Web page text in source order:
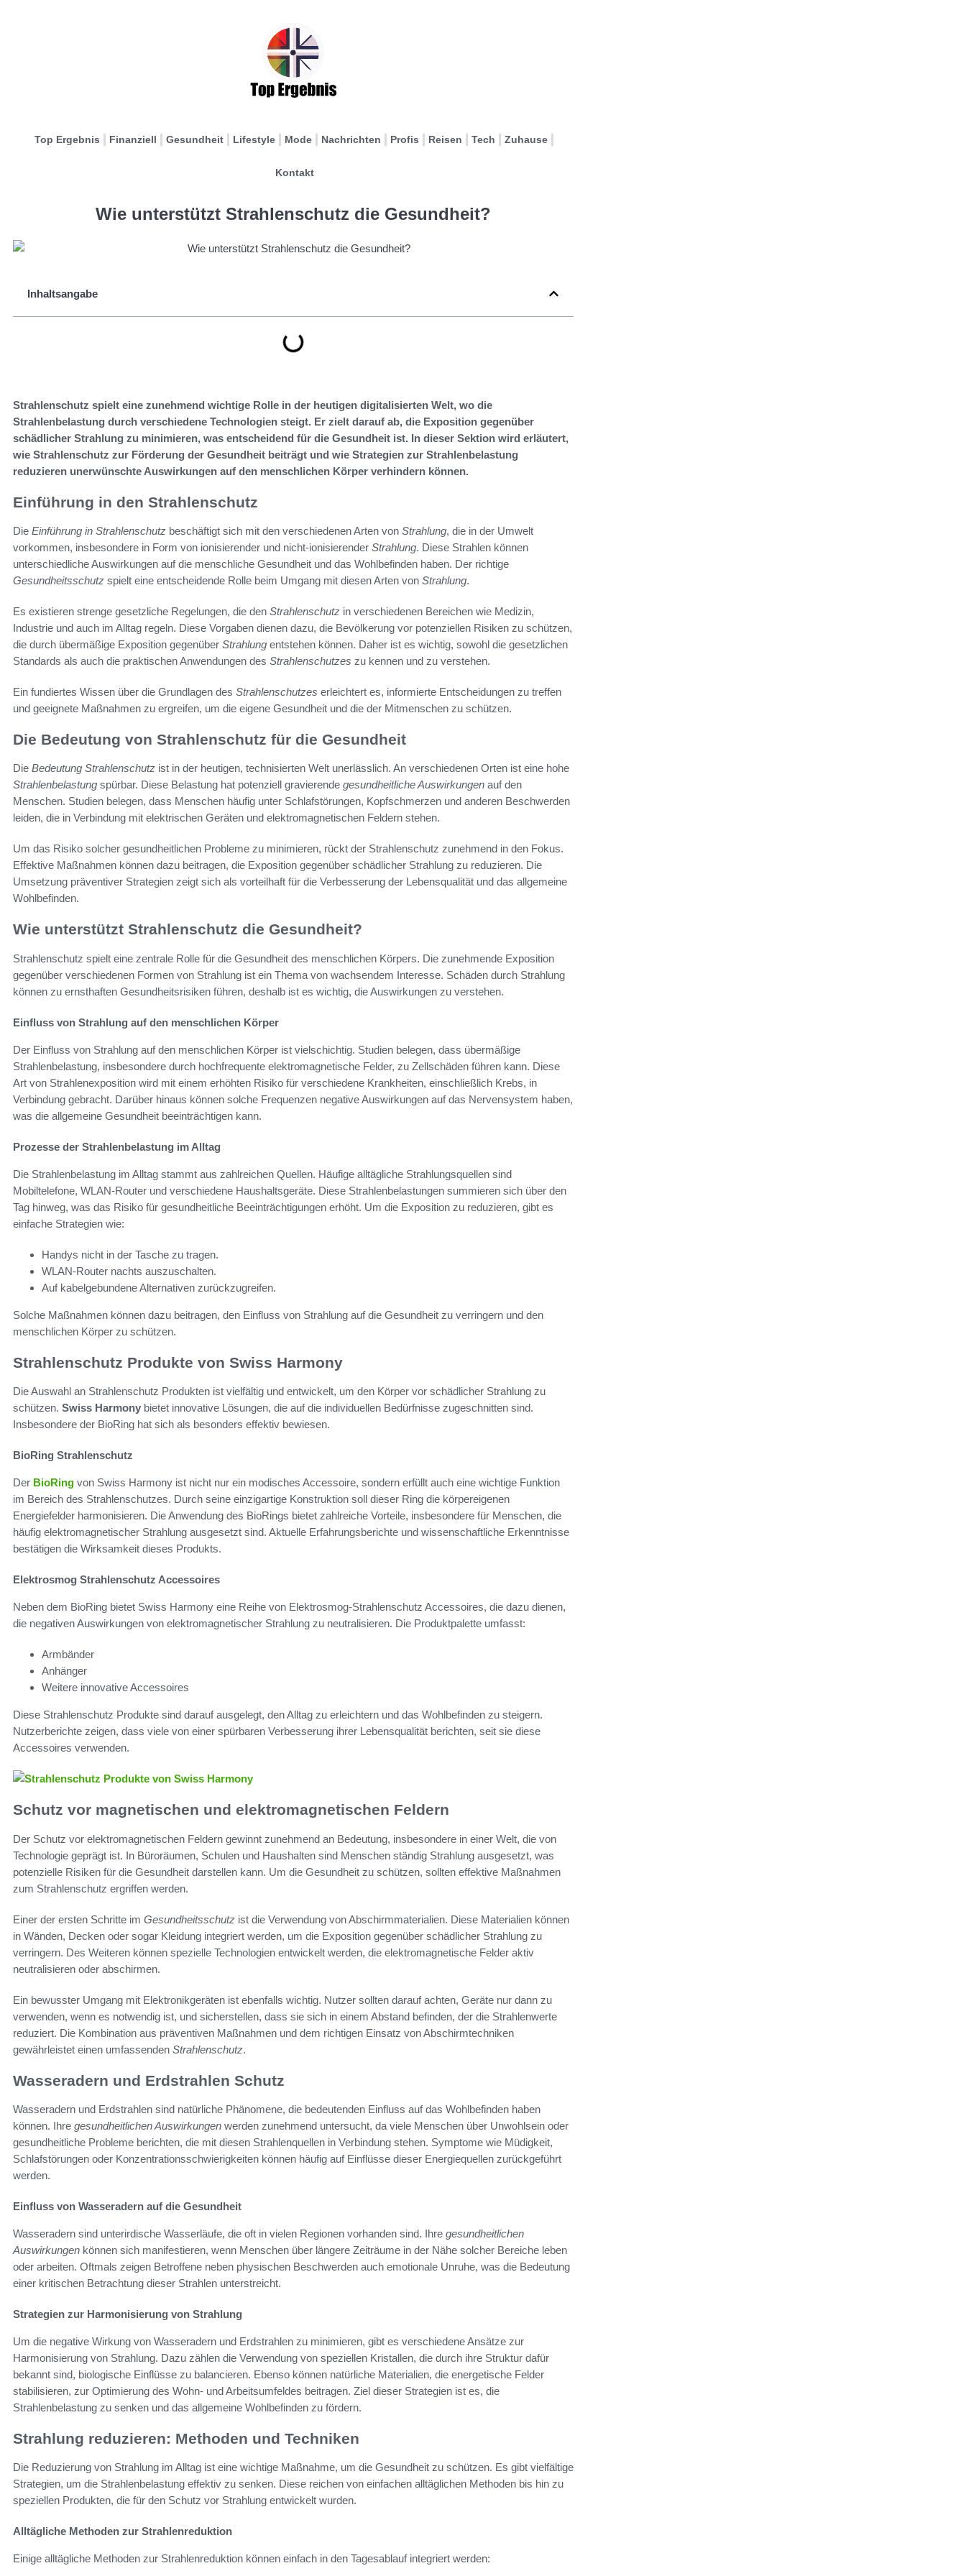
Top Ergebnis Finanziell Gesundheit Lifestyle Mode Nachrichten Profis Reisen Tech Zuhause
Kontakt
Wie unterstützt Strahlenschutz die Gesundheit?
Inhaltsangabe
Strahlenschutz spielt eine zunehmend wichtige Rolle in der heutigen digitalisierten Welt, wo die
Strahlenbelastung durch verschiedene Technologien steigt. Er zielt darauf ab, die Exposition gegenüber
schädlicher Strahlung zu minimieren, was entscheidend für die Gesundheit ist. In dieser Sektion wird erläutert,
wie Strahlenschutz zur Förderung der Gesundheit beiträgt und wie Strategien zur Strahlenbelastung
reduzieren unerwünschte Auswirkungen auf den menschlichen Körper verhindern können.
Einführung in den Strahlenschutz
Die Einführung in Strahlenschutz beschäftigt sich mit den verschiedenen Arten von Strahlung, die in der Umwelt
vorkommen, insbesondere in Form von ionisierender und nicht-ionisierender Strahlung. Diese Strahlen können
unterschiedliche Auswirkungen auf die menschliche Gesundheit und das Wohlbefinden haben. Der richtige
Gesundheitsschutz spielt eine entscheidende Rolle beim Umgang mit diesen Arten von Strahlung.
Es existieren strenge gesetzliche Regelungen, die den Strahlenschutz in verschiedenen Bereichen wie Medizin,
Industrie und auch im Alltag regeln. Diese Vorgaben dienen dazu, die Bevölkerung vor potenziellen Risiken zu schützen,
die durch übermäßige Exposition gegenüber Strahlung entstehen können. Daher ist es wichtig, sowohl die gesetzlichen
Standards als auch die praktischen Anwendungen des Strahlenschutzes zu kennen und zu verstehen.
Ein fundiertes Wissen über die Grundlagen des Strahlenschutzes erleichtert es, informierte Entscheidungen zu treffen
und geeignete Maßnahmen zu ergreifen, um die eigene Gesundheit und die der Mitmenschen zu schützen.
Die Bedeutung von Strahlenschutz für die Gesundheit
Die Bedeutung Strahlenschutz ist in der heutigen, technisierten Welt unerlässlich. An verschiedenen Orten ist eine hohe
Strahlenbelastung spürbar. Diese Belastung hat potenziell gravierende gesundheitliche Auswirkungen auf den
Menschen. Studien belegen, dass Menschen häufig unter Schlafstörungen, Kopfschmerzen und anderen Beschwerden
leiden, die in Verbindung mit elektrischen Geräten und elektromagnetischen Feldern stehen.
Um das Risiko solcher gesundheitlichen Probleme zu minimieren, rückt der Strahlenschutz zunehmend in den Fokus.
Effektive Maßnahmen können dazu beitragen, die Exposition gegenüber schädlicher Strahlung zu reduzieren. Die
Umsetzung präventiver Strategien zeigt sich als vorteilhaft für die Verbesserung der Lebensqualität und das allgemeine
Wohlbefinden.
Wie unterstützt Strahlenschutz die Gesundheit?
Strahlenschutz spielt eine zentrale Rolle für die Gesundheit des menschlichen Körpers. Die zunehmende Exposition
gegenüber verschiedenen Formen von Strahlung ist ein Thema von wachsendem Interesse. Schäden durch Strahlung
können zu ernsthaften Gesundheitsrisiken führen, deshalb ist es wichtig, die Auswirkungen zu verstehen.
Einfluss von Strahlung auf den menschlichen Körper
Der Einfluss von Strahlung auf den menschlichen Körper ist vielschichtig. Studien belegen, dass übermäßige
Strahlenbelastung, insbesondere durch hochfrequente elektromagnetische Felder, zu Zellschäden führen kann. Diese
Art von Strahlenexposition wird mit einem erhöhten Risiko für verschiedene Krankheiten, einschließlich Krebs, in
Verbindung gebracht. Darüber hinaus können solche Frequenzen negative Auswirkungen auf das Nervensystem haben,
was die allgemeine Gesundheit beeinträchtigen kann.
Prozesse der Strahlenbelastung im Alltag
Die Strahlenbelastung im Alltag stammt aus zahlreichen Quellen. Häufige alltägliche Strahlungsquellen sind
Mobiltelefone, WLAN-Router und verschiedene Haushaltsgeräte. Diese Strahlenbelastungen summieren sich über den
Tag hinweg, was das Risiko für gesundheitliche Beeinträchtigungen erhöht. Um die Exposition zu reduzieren, gibt es
einfache Strategien wie:
Handys nicht in der Tasche zu tragen.
WLAN-Router nachts auszuschalten.
Auf kabelgebundene Alternativen zurückzugreifen.
Solche Maßnahmen können dazu beitragen, den Einfluss von Strahlung auf die Gesundheit zu verringern und den
menschlichen Körper zu schützen.
Strahlenschutz Produkte von Swiss Harmony
Die Auswahl an Strahlenschutz Produkten ist vielfältig und entwickelt, um den Körper vor schädlicher Strahlung zu
schützen. Swiss Harmony bietet innovative Lösungen, die auf die individuellen Bedürfnisse zugeschnitten sind.
Insbesondere der BioRing hat sich als besonders effektiv bewiesen.
BioRing Strahlenschutz
Der BioRing von Swiss Harmony ist nicht nur ein modisches Accessoire, sondern erfüllt auch eine wichtige Funktion
im Bereich des Strahlenschutzes. Durch seine einzigartige Konstruktion soll dieser Ring die körpereigenen
Energiefelder harmonisieren. Die Anwendung des BioRings bietet zahlreiche Vorteile, insbesondere für Menschen, die
häufig elektromagnetischer Strahlung ausgesetzt sind. Aktuelle Erfahrungsberichte und wissenschaftliche Erkenntnisse
bestätigen die Wirksamkeit dieses Produkts.
Elektrosmog Strahlenschutz Accessoires
Neben dem BioRing bietet Swiss Harmony eine Reihe von Elektrosmog-Strahlenschutz Accessoires, die dazu dienen,
die negativen Auswirkungen von elektromagnetischer Strahlung zu neutralisieren. Die Produktpalette umfasst:
Armbänder
Anhänger
Weitere innovative Accessoires
Diese Strahlenschutz Produkte sind darauf ausgelegt, den Alltag zu erleichtern und das Wohlbefinden zu steigern.
Nutzerberichte zeigen, dass viele von einer spürbaren Verbesserung ihrer Lebensqualität berichten, seit sie diese
Accessoires verwenden.
Schutz vor magnetischen und elektromagnetischen Feldern
Der Schutz vor elektromagnetischen Feldern gewinnt zunehmend an Bedeutung, insbesondere in einer Welt, die von
Technologie geprägt ist. In Büroräumen, Schulen und Haushalten sind Menschen ständig Strahlung ausgesetzt, was
potenzielle Risiken für die Gesundheit darstellen kann. Um die Gesundheit zu schützen, sollten effektive Maßnahmen
zum Strahlenschutz ergriffen werden.
Einer der ersten Schritte im Gesundheitsschutz ist die Verwendung von Abschirmmaterialien. Diese Materialien können
in Wänden, Decken oder sogar Kleidung integriert werden, um die Exposition gegenüber schädlicher Strahlung zu
verringern. Des Weiteren können spezielle Technologien entwickelt werden, die elektromagnetische Felder aktiv
neutralisieren oder abschirmen.
Ein bewusster Umgang mit Elektronikgeräten ist ebenfalls wichtig. Nutzer sollten darauf achten, Geräte nur dann zu
verwenden, wenn es notwendig ist, und sicherstellen, dass sie sich in einem Abstand befinden, der die Strahlenwerte
reduziert. Die Kombination aus präventiven Maßnahmen und dem richtigen Einsatz von Abschirmtechniken
gewährleistet einen umfassenden Strahlenschutz.
Wasseradern und Erdstrahlen Schutz
Wasseradern und Erdstrahlen sind natürliche Phänomene, die bedeutenden Einfluss auf das Wohlbefinden haben
können. Ihre gesundheitlichen Auswirkungen werden zunehmend untersucht, da viele Menschen über Unwohlsein oder
gesundheitliche Probleme berichten, die mit diesen Strahlenquellen in Verbindung stehen. Symptome wie Müdigkeit,
Schlafstörungen oder Konzentrationsschwierigkeiten können häufig auf Einflüsse dieser Energiequellen zurückgeführt
werden.
Einfluss von Wasseradern auf die Gesundheit
Wasseradern sind unterirdische Wasserläufe, die oft in vielen Regionen vorhanden sind. Ihre gesundheitlichen
Auswirkungen können sich manifestieren, wenn Menschen über längere Zeiträume in der Nähe solcher Bereiche leben
oder arbeiten. Oftmals zeigen Betroffene neben physischen Beschwerden auch emotionale Unruhe, was die Bedeutung
einer kritischen Betrachtung dieser Strahlen unterstreicht.
Strategien zur Harmonisierung von Strahlung
Um die negative Wirkung von Wasseradern und Erdstrahlen zu minimieren, gibt es verschiedene Ansätze zur
Harmonisierung von Strahlung. Dazu zählen die Verwendung von speziellen Kristallen, die durch ihre Struktur dafür
bekannt sind, biologische Einflüsse zu balancieren. Ebenso können natürliche Materialien, die energetische Felder
stabilisieren, zur Optimierung des Wohn- und Arbeitsumfeldes beitragen. Ziel dieser Strategien ist es, die
Strahlenbelastung zu senken und das allgemeine Wohlbefinden zu fördern.
Strahlung reduzieren: Methoden und Techniken
Die Reduzierung von Strahlung im Alltag ist eine wichtige Maßnahme, um die Gesundheit zu schützen. Es gibt vielfältige
Strategien, um die Strahlenbelastung effektiv zu senken. Diese reichen von einfachen alltäglichen Methoden bis hin zu
speziellen Produkten, die für den Schutz vor Strahlung entwickelt wurden.
Alltägliche Methoden zur Strahlenreduktion
Einige alltägliche Methoden zur Strahlenreduktion können einfach in den Tagesablauf integriert werden: